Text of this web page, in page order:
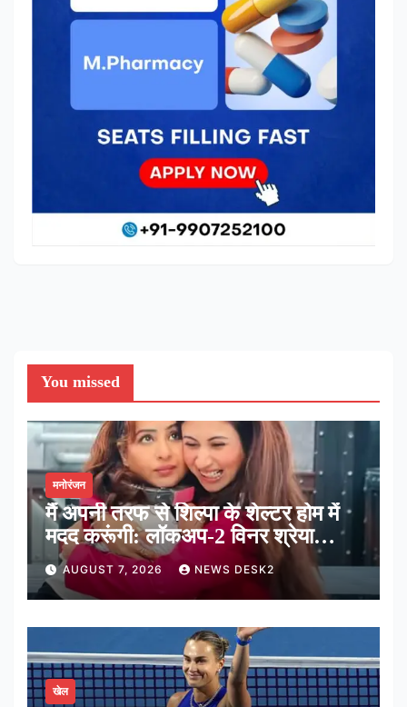
You missed
मनोरंजन
मैं अपनी तरफ से शिल्पा के शेल्टर होम में
मदद करूंगी: लॉकअप-2 विनर श्रेया
कालरा
AUGUST 7, 2026 NEWS DESK2
खेल